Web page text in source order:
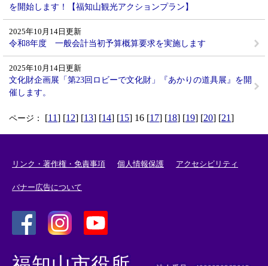
を開始します！【福知山観光アクションプラン】
2025年10月14日更新
令和8年度 一般会計当初予算概算要求を実施します
2025年10月14日更新
文化財企画展「第23回ロビーで文化財」『あかりの道具展』を開
催します。
ページ： [11] [12] [13] [14] [15] 16 [17] [18] [19] [20] [21]
リンク・著作権・免責事項 個人情報保護 アクセシビリティ
バナー広告について
外
外
外